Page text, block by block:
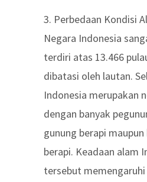
3. Perbedaan Kondisi
Negara Indonesia
terdiri atas 13.466
dibatasi oleh lautan.
Indonesia merupakan
dengan banyak
gunung berapi
berapi. Keadaan alam
tersebut memengaruhi